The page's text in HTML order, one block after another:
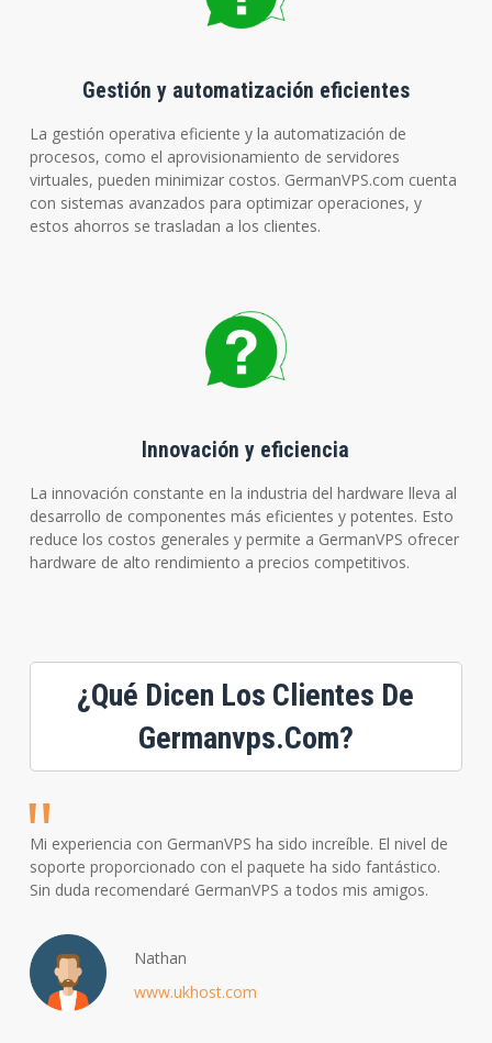
Gestión y automatización eficientes
La gestión operativa eficiente y la automatización de
procesos, como el aprovisionamiento de servidores
virtuales, pueden minimizar costos. GermanVPS.com cuenta
con sistemas avanzados para optimizar operaciones, y
estos ahorros se trasladan a los clientes.
Innovación y eficiencia
La innovación constante en la industria del hardware lleva al
desarrollo de componentes más eficientes y potentes. Esto
reduce los costos generales y permite a GermanVPS ofrecer
hardware de alto rendimiento a precios competitivos.
¿Qué Dicen Los Clientes De
Germanvps.com?
Mi experiencia con GermanVPS ha sido increíble. El nivel de
soporte proporcionado con el paquete ha sido fantástico.
Sin duda recomendaré GermanVPS a todos mis amigos.
Nathan
www.ukhost.com